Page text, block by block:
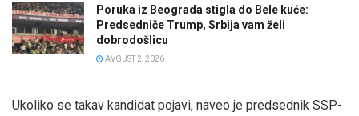
Poruka iz Beograda stigla do Bele kuće:
Predsedniče Trump, Srbija vam želi
dobrodošlicu
AVGUST 2, 2026
Ukoliko se takav kandidat pojavi, naveo je predsednik SSP-